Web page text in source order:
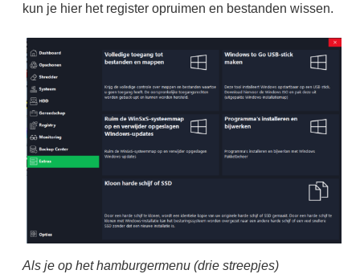
kun je hier het register opruimen en bestanden wissen.
Als je op het hamburgermenu (drie streepjes)